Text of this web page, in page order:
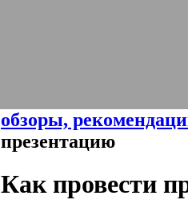
обзоры,
презентацию
Как провести